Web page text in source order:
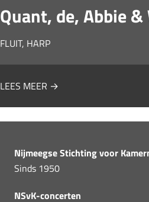
Quant, de, Abbie
FLUIT, HARP
LEES MEER →
Nijmeegse Stichting voor
Sinds 1950
NSvK-concerten